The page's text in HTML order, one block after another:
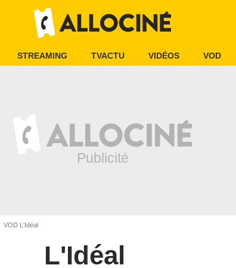
STREAMING TVACTU VIDÉOS VOD
VOD L'Idéal
L'Idéal